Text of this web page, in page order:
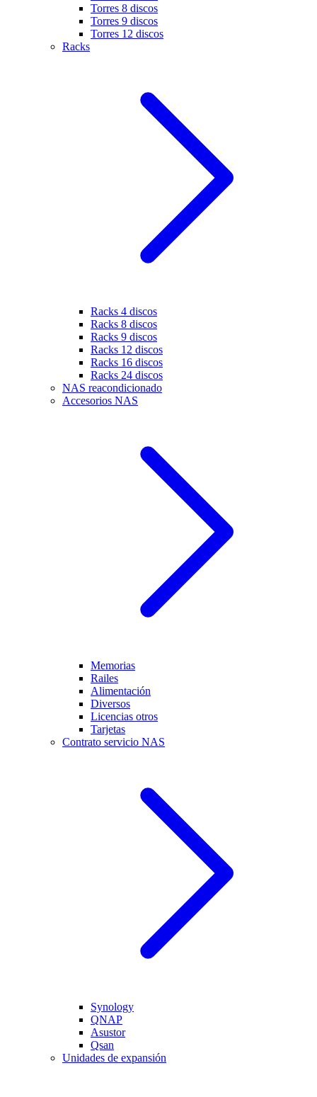
Torres 8 discos
Torres 9 discos
Torres 12 discos
Racks
Racks 4 discos
Racks 8 discos
Racks 9 discos
Racks 12 discos
Racks 16 discos
Racks 24 discos
NAS reacondicionado
Accesorios NAS
Memorias
Railes
Alimentación
Diversos
Licencias otros
Tarjetas
Contrato servicio NAS
Synology
QNAP
Asustor
Qsan
Unidades de expansión